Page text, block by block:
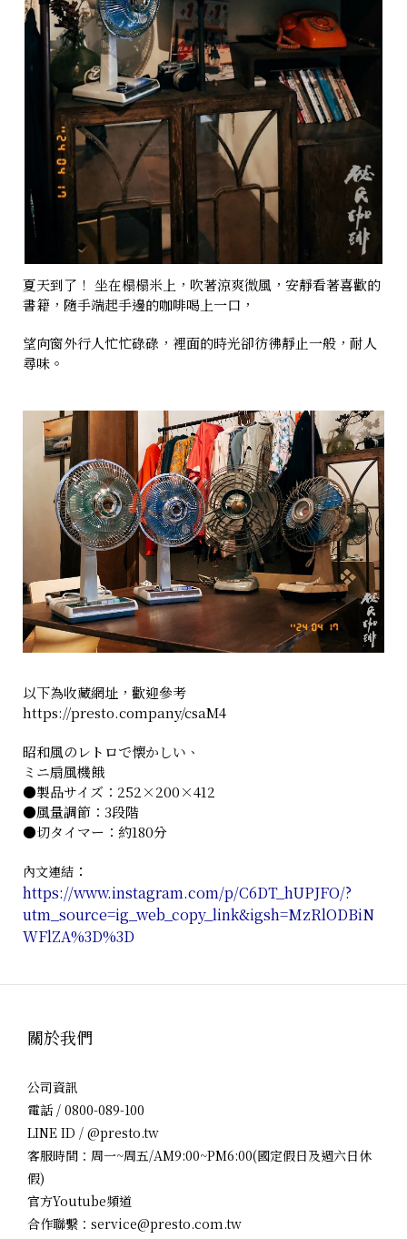
夏天到了！ 坐在榻榻米上，吹著涼爽微風，安靜看著喜歡的
書籍，隨手端起手邊的咖啡喝上一口，
望向窗外行人忙忙碌碌，裡面的時光卻彷彿靜止一般，耐人
尋味。
以下為收藏網址，歡迎參考
https://presto.company/csaM4
昭和風のレトロで懐かしい、
ミニ扇風機餓
●製品サイズ：252×200×412
●風量調節：3段階
●切タイマー：約180分
內文連結 ：
https://www.instagram.com/p/C6DT_hUPJFO/?
utm_source=ig_web_copy_link&igsh=MzRlODBiN
WFlZA%3D%3D
關於我們
公司資訊
電話 / 0800-089-100
LINE ID / @presto.tw
客服時間：周一~周五/AM9:00~PM6:00(國定假日及週六日休
假)
官方Youtube頻道
合作聯繫：service@presto.com.tw